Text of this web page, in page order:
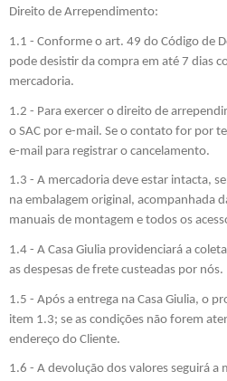
Direito de Arrependimento:
1.1 - Conforme o art. 49 do Código de
pode desistir da compra em até 7 dias
mercadoria.
1.2 - Para exercer o direito de
o SAC por e-mail. Se o contato for por
e-mail para registrar o cancelamento.
1.3 - A mercadoria deve estar intacta,
na embalagem original, acompanhada
manuais de montagem e todos os
1.4 - A Casa Giulia providenciará a
as despesas de frete custeadas por nós.
1.5 - Após a entrega na Casa Giulia, o
item 1.3; se as condições não forem
endereço do Cliente.
1.6 - A devolução dos valores seguirá a